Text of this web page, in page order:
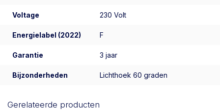
Voltage 230 Volt
Energielabel (2022) F
Garantie 3 jaar
Bijzonderheden Lichthoek 60 graden
Gerelateerde producten